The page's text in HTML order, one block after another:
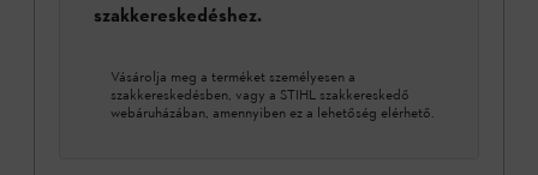
szakkereskedéshez.
Vásárolja meg a terméket személyesen a
szakkereskedésben, vagy a STIHL szakkereskedő
webáruházában, amennyiben ez a lehetőség elérhető.